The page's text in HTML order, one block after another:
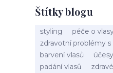
Štítky blogu
styling
péče o
zdravotní problémy s
barvení vlasů
padání vlasů